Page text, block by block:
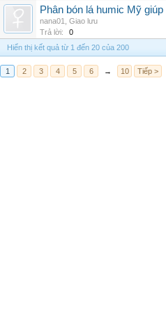
Phân bón lá humic Mỹ
nana01
Giao lưu
Trả lời:
0
Hiển thị kết quả từ 1 đến 20 của 200
1 2 3 4 5 6 → 10 Tiếp >